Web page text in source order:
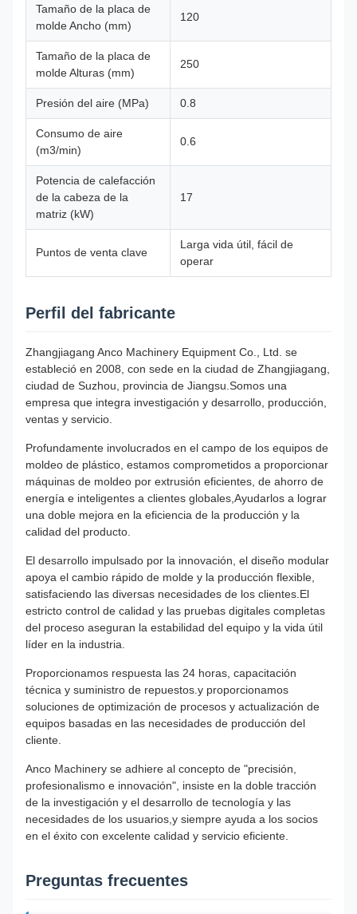
Tamaño de la placa de
molde Ancho (mm)
120
Tamaño de la placa de
molde Alturas (mm)
250
Presión del aire (MPa) 0.8
Consumo de aire
(m3/min)
0.6
Potencia de calefacción
de la cabeza de la
matriz (kW)
17
Puntos de venta clave
Larga vida útil, fácil de
operar
Perfil del fabricante
Zhangjiagang Anco Machinery Equipment Co., Ltd. se
estableció en 2008, con sede en la ciudad de Zhangjiagang,
ciudad de Suzhou, provincia de Jiangsu.Somos una
empresa que integra investigación y desarrollo, producción,
ventas y servicio.
Profundamente involucrados en el campo de los equipos de
moldeo de plástico, estamos comprometidos a proporcionar
máquinas de moldeo por extrusión eficientes, de ahorro de
energía e inteligentes a clientes globales,Ayudarlos a lograr
una doble mejora en la eficiencia de la producción y la
calidad del producto.
El desarrollo impulsado por la innovación, el diseño modular
apoya el cambio rápido de molde y la producción flexible,
satisfaciendo las diversas necesidades de los clientes.El
estricto control de calidad y las pruebas digitales completas
del proceso aseguran la estabilidad del equipo y la vida útil
líder en la industria.
Proporcionamos respuesta las 24 horas, capacitación
técnica y suministro de repuestos.y proporcionamos
soluciones de optimización de procesos y actualización de
equipos basadas en las necesidades de producción del
cliente.
Anco Machinery se adhiere al concepto de "precisión,
profesionalismo e innovación", insiste en la doble tracción
de la investigación y el desarrollo de tecnología y las
necesidades de los usuarios,y siempre ayuda a los socios
en el éxito con excelente calidad y servicio eficiente.
Preguntas frecuentes